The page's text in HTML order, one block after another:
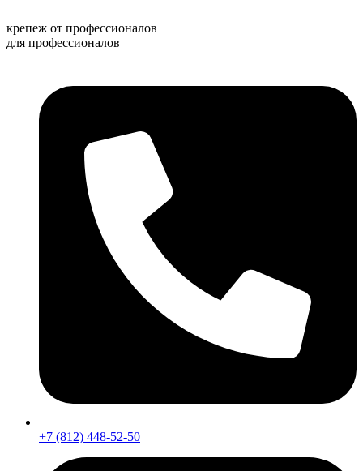
к
содержимому
крепеж от профессионалов
для профессионалов
+7 (812) 448-52-50